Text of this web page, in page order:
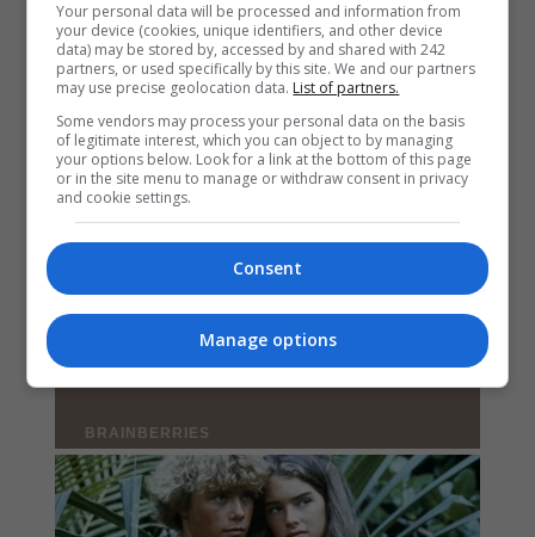
Your personal data will be processed and information from
your device (cookies, unique identifiers, and other device
data) may be stored by, accessed by and shared with 242
partners, or used specifically by this site. We and our partners
may use precise geolocation data. List of partners.
Some vendors may process your personal data on the basis
of legitimate interest, which you can object to by managing
your options below. Look for a link at the bottom of this page
or in the site menu to manage or withdraw consent in privacy
and cookie settings.
Consent
Manage options